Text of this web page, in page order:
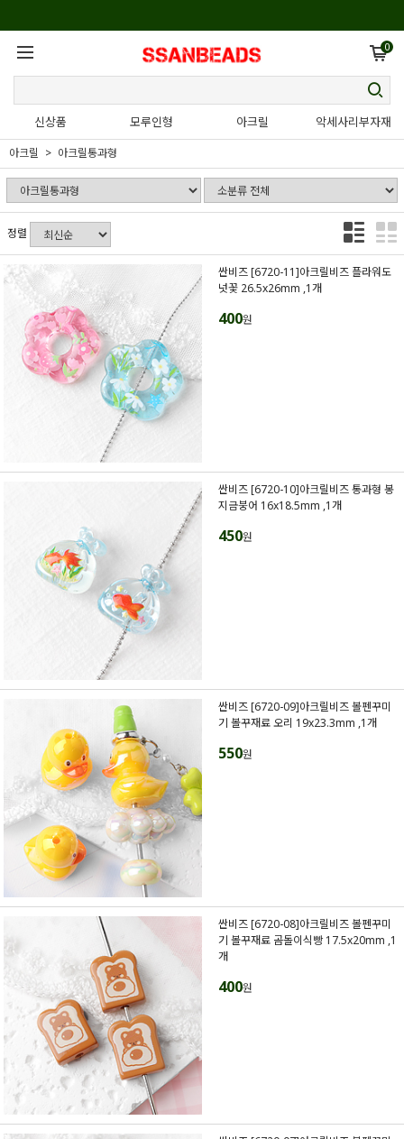
0
신상품 모루인형 아크릴 악세사리부자재
아크릴 아크릴통과형
정렬
싼비즈 [6720-11]아크릴비즈 플라워도
넛꽃 26.5x26mm ,1개
400원
싼비즈 [6720-10]아크릴비즈 통과형 봉
지금붕어 16x18.5mm ,1개
450원
싼비즈 [6720-09]아크릴비즈 볼펜꾸미
기 볼꾸재료 오리 19x23.3mm ,1개
550원
싼비즈 [6720-08]아크릴비즈 볼펜꾸미
기 볼꾸재료 곰돌이식빵 17.5x20mm ,1
개
400원